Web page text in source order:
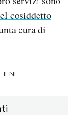
cosiddetto
cura di
IENE